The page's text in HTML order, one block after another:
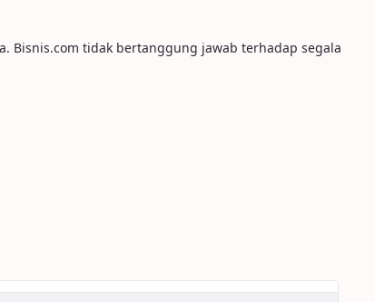
Bisnis.com tidak bertanggung jawab terhadap segala